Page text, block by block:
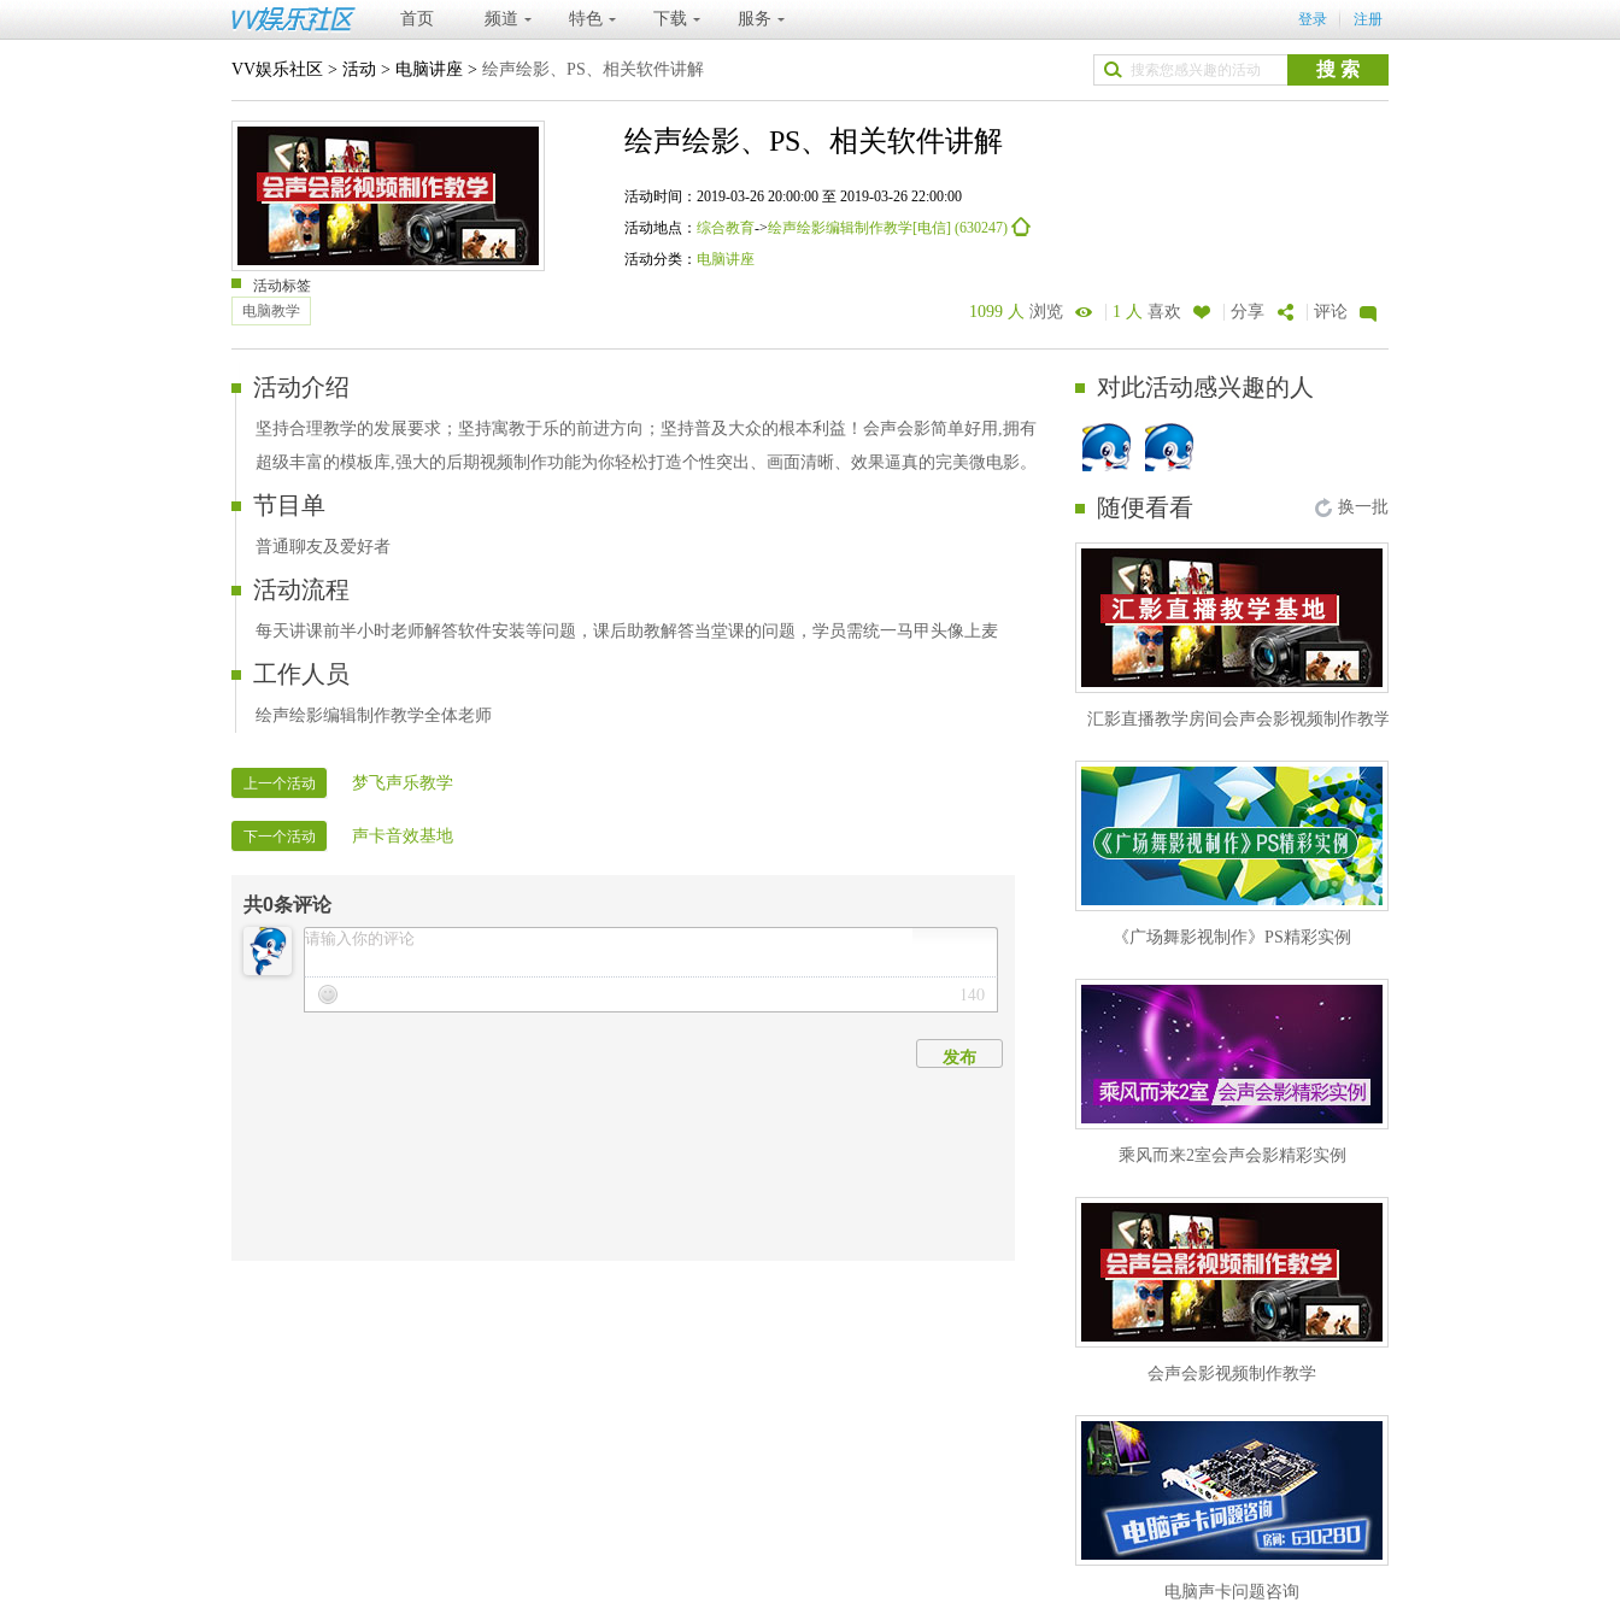
首页 频道 特色 下载 服务 登录 注册
VV娱乐社区 > 活动 > 电脑讲座 > 绘声绘影、PS、相关软件讲解
绘声绘影、PS、相关软件讲解
活动时间：2019-03-26 20:00:00 至 2019-03-26 22:00:00
活动地点： 综合教育->绘声绘影编辑制作教学[电信] (630247)
活动分类： 电脑讲座
活动标签
电脑教学
1099 人 浏览 | 1 人 喜欢 | 分享 | 评论
活动介绍
坚持合理教学的发展要求；坚持寓教于乐的前进方向；坚持普及大众的根本利益！会声会影简单好用,拥有
超级丰富的模板库,强大的后期视频制作功能为你轻松打造个性突出、画面清晰、效果逼真的完美微电影。
节目单
普通聊友及爱好者
活动流程
每天讲课前半小时老师解答软件安装等问题，课后助教解答当堂课的问题，学员需统一马甲头像上麦
工作人员
绘声绘影编辑制作教学全体老师
上一个活动 梦飞声乐教学
下一个活动 声卡音效基地
共0条评论
140
发布
对此活动感兴趣的人
随便看看 换一批
汇影直播教学房间会声会影视频制作教学
《广场舞影视制作》PS精彩实例
乘风而来2室会声会影精彩实例
会声会影视频制作教学
电脑声卡问题咨询